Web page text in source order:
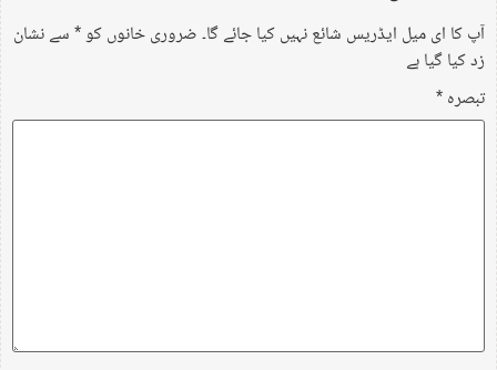
آپ کا ای میل ایڈریس شائع نہیں کیا جائے گا۔ضروری خانوں کو*سے نشان
زد کیا گیا ہے
تبصرہ*